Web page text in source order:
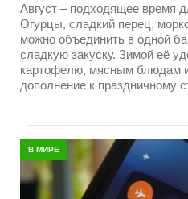
Август – подходящее время
Огурцы, сладкий перец,
можно объединить в одной
сладкую закуску. Зимой её
картофелю, мясным блюдам
дополнение к праздничному
В МИРЕ